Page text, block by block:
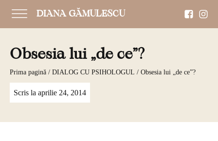
DIANA GĂMULESCU
Obsesia lui „de ce”?
Prima pagină / DIALOG CU PSIHOLOGUL / Obsesia lui „de ce”?
Scris la aprilie 24, 2014